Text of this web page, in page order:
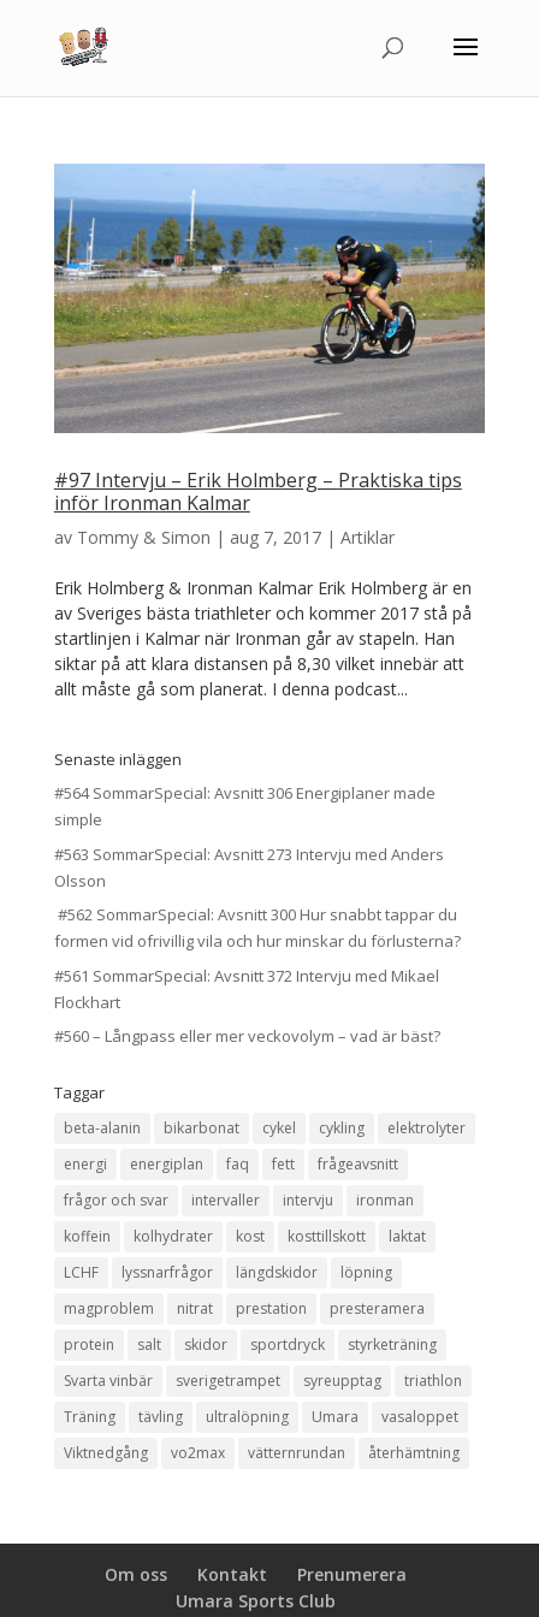
#97 Intervju – Erik Holmberg – Praktiska tips
inför Ironman Kalmar
av Tommy & Simon | aug 7, 2017| Artiklar
Erik Holmberg & Ironman Kalmar Erik Holmberg är en
av Sveriges bästa triathleter och kommer 2017 stå på
startlinjen i Kalmar när Ironman går av stapeln. Han
siktar på att klara distansen på 8,30 vilket innebär att
allt måste gå som planerat. I denna podcast...
Senaste inläggen
#564 SommarSpecial: Avsnitt 306 Energiplaner made
simple
#563 SommarSpecial: Avsnitt 273 Intervju med Anders
Olsson
#562 SommarSpecial: Avsnitt 300 Hur snabbt tappar du
formen vid ofrivillig vila och hur minskar du förlusterna?
#561 SommarSpecial: Avsnitt 372 Intervju med Mikael
Flockhart
#560 – Långpass eller mer veckovolym – vad är bäst?
Taggar
beta-alanin bikarbonat cykel cykling
elektrolyter
energi
energiplan faq fett
frågeavsnitt
frågor och svar
intervaller intervju
ironman
koffein
kolhydrater kost kosttillskott
laktat
LCHF
lyssnarfrågor längdskidor
löpning
magproblem
nitrat prestation
presteramera
protein
salt skidor sportdryck
styrketräning
Svarta vinbär
sverigetrampet syreupptag
triathlon
Träning
tävling ultralöpning Umara
vasaloppet
Viktnedgång
vo2max vätternrundan återhämtning
Om oss Kontakt
Prenumerera
Umara Sports Club